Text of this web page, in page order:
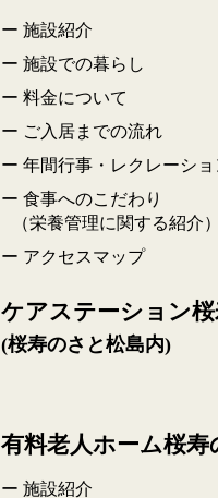
施設紹介
施設での暮らし
料金について
ご入居までの流れ
年間行事・レクレーショ
食事へのこだわり
（栄養管理に関する紹介
アクセスマップ
ケアステーション
(桜寿のさと松島内)
有料老人ホーム桜寿
施設紹介